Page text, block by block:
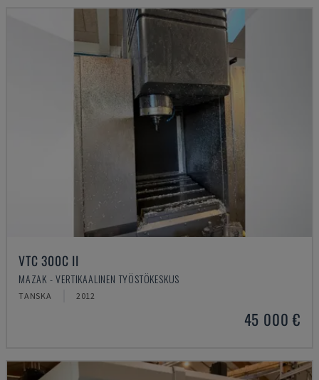
VTC 300C II
MAZAK - VERTIKAALINEN TYÖSTÖKESKUS
TANSKA 2012
45 000 €